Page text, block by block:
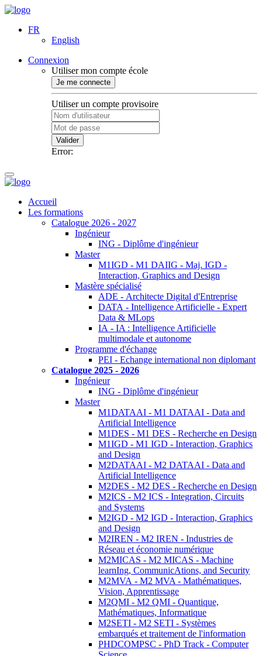
FR
English
Connexion
Utiliser mon compte école
Je me connecte
Utiliser un compte provisoire
Valider
Error:
Accueil
Les formations
Catalogue 2026 - 2027
Ingénieur
ING - Diplôme d'ingénieur
Master
M1IGD - M1 DAIIG - Maj. IGD -
Interaction, Graphics and Design
Mastère spécialisé
ADE - Architecte Digital d'Entreprise
DATA - Intelligence Artificielle - Expert
Data & MLops
IA - IA : Intelligence Artificielle
multimodale et autonome
Programme d'échange
PEI - Echange international non diplomant
Catalogue 2025 - 2026
Ingénieur
ING - Diplôme d'ingénieur
Master
M1DATAAI - M1 DATAAI - Data and
Artificial Intelligence
M1DES - M1 DES - Recherche en Design
M1IGD - M1 IGD - Interaction, Graphics
and Design
M2DATAAI - M2 DATAAI - Data and
Artificial Intelligence
M2DES - M2 DES - Recherche en Design
M2ICS - M2 ICS - Integration, Circuits
and Systems
M2IGD - M2 IGD - Interaction, Graphics
and Design
M2IREN - M2 IREN - Industries de
Réseau et économie numérique
M2MICAS - M2 MICAS - Machine
learnIng, CommunicAtions, and Security
M2MVA - M2 MVA - Mathématiques,
Vision, Apprentissage
M2QMI - M2 QMI - Quantique,
Mathématiques, Informatique
M2SETI - M2 SETI - Systèmes
embarqués et traitement de l'information
PHDCOMPSC - PhD Track - Computer